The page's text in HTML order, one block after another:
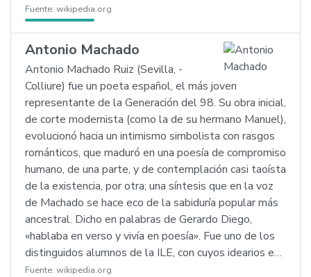
Fuente: wikipedia.org
Antonio Machado
Antonio Machado Ruiz (Sevilla, -
Colliure) fue un poeta español, el más joven
representante de la Generación del 98. Su obra inicial,
de corte modernista (como la de su hermano Manuel),
evolucionó hacia un intimismo simbolista con rasgos
románticos, que maduró en una poesía de compromiso
humano, de una parte, y de contemplación casi taoísta
de la existencia, por otra; una síntesis que en la voz
de Machado se hace eco de la sabiduría popular más
ancestral. Dicho en palabras de Gerardo Diego,
«hablaba en verso y vivía en poesía». Fue uno de los
distinguidos alumnos de la ILE, con cuyos idearios e…
Fuente: wikipedia.org